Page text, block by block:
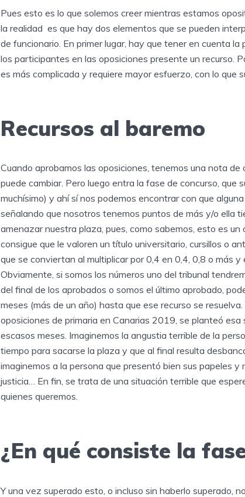
Pues esto es lo que solemos creer mientras estamos
la realidad es que hay dos elementos que se pueden
de funcionario. En primer lugar, hay que tener en cuenta
los participantes en las oposiciones presente un recurso.
es más complicada y requiere mayor esfuerzo, con lo que
Recursos al baremo
Cuando aprobamos las oposiciones, tenemos una nota
puede cambiar. Pero luego entra la fase de concurso, que
muchísimo) y ahí sí nos podemos encontrar con que
señalando que nosotros tenemos puntos de más y/o ella
amenazar nuestra plaza, pues, como sabemos, esto es
consigue que le valoren un título universitario, cursillos o
que se conviertan al multiplicar por 0,4 en 0,4, 0,8 o más
Obviamente, si somos los números uno del tribunal
del final de los aprobados o somos el último aprobado,
meses (más de un año) hasta que ese recurso se
oposiciones de primaria en Canarias 2019, se planteó
escasos meses. Imaginemos la angustia terrible de la
tiempo para sacarse la plaza y que al final resulta
imaginemos a la persona que presentó bien sus papeles
justicia… En fin, se trata de una situación terrible que
quienes queremos.
¿En qué consiste la
Y una vez superado esto, o incluso sin haberlo superado,